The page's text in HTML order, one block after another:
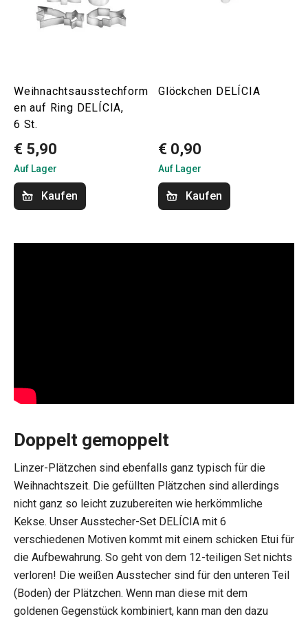
Weihnachtsausstechform
en auf Ring DELÍCIA,
6 St.
€ 5,90
Auf Lager
Kaufen
Glöckchen DELÍCIA
€ 0,90
Auf Lager
Kaufen
Doppelt gemoppelt
Linzer-Plätzchen sind ebenfalls ganz typisch für die
Weihnachtszeit. Die gefüllten Plätzchen sind allerdings
nicht ganz so leicht zuzubereiten wie herkömmliche
Kekse. Unser Ausstecher-Set DELÍCIA mit 6
verschiedenen Motiven kommt mit einem schicken Etui für
die Aufbewahrung. So geht von dem 12-teiligen Set nichts
verloren! Die weißen Ausstecher sind für den unteren Teil
(Boden) der Plätzchen. Wenn man diese mit dem
goldenen Gegenstück kombiniert, kann man den dazu